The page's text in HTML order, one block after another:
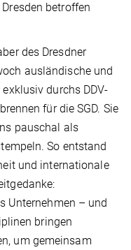
betroffen
des Dresdner
ausländische und
durchs DDV‐
für die SGD. Sie
pauschal als
So entstand
und internationale
Unternehmen – und
bringen
um gemeinsam